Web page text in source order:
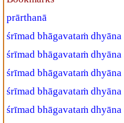
prārthanā
śrīmad bhāgavataṁ
śrīmad bhāgavataṁ
śrīmad bhāgavataṁ
śrīmad bhāgavataṁ
śrīmad bhāgavataṁ